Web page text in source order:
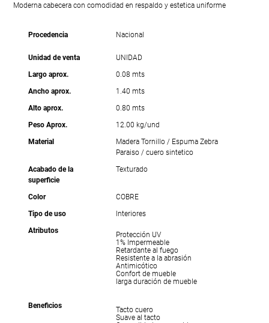
Moderna cabecera con comodidad en respaldo y estetica uniforme
Procedencia Nacional
Unidad de venta
UNIDAD
Largo aprox.
0.08 mts
Ancho aprox.
1.40 mts
Alto aprox.
0.80 mts
Peso Aprox.
12.00 kg/und
Material
Madera Tornillo / Espuma Zebra
Paraiso / cuero sintetico
Acabado de la
superficie
Texturado
Color
COBRE
Tipo de uso
Interiores
Atributos
Protección UV
1% Impermeable
Retardante al fuego
Resistente a la abrasión
Antimicótico
Confort de mueble
larga duración de mueble
Beneficios
Tacto cuero
Suave al tacto